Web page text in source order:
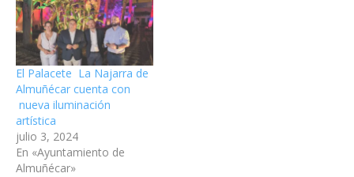
El Palacete La Najarra de
Almuñécar cuenta con
nueva iluminación
artística
julio 3, 2024
En «Ayuntamiento de
Almuñécar»